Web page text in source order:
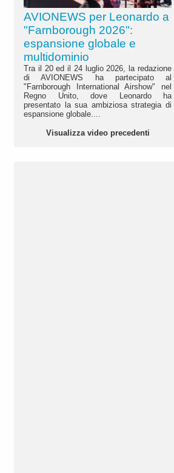
AVIONEWS per Leonardo a
"Farnborough 2026":
espansione globale e
multidominio
Tra il 20 ed il 24 luglio 2026, la redazione
di AVIONEWS ha partecipato al
"Farnborough International Airshow" nel
Regno Unito, dove Leonardo ha
presentato la sua ambiziosa strategia di
espansione globale....
Visualizza video precedenti